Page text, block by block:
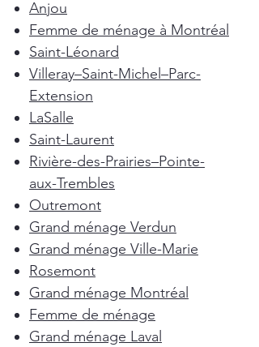
Anjou
Femme de ménage à Montréal
Saint-Léonard
Villeray–Saint-Michel–Parc-
Extension
LaSalle
Saint-Laurent
Rivière-des-Prairies–Pointe-
aux-Trembles
Outremont
Grand ménage Verdun
Grand ménage Ville-Marie
Rosemont
Grand ménage Montréal
Femme de ménage
Grand ménage Laval